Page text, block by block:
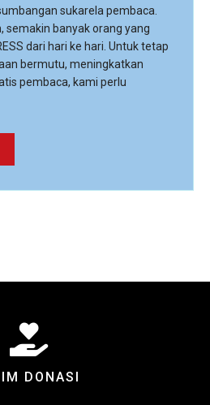
sukarela pembaca.
semakin banyak orang yang
dari hari ke hari. Untuk tetap
bermutu, meningkatkan
pembaca, kami perlu
DONASI